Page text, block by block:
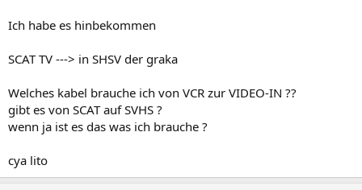
Ich habe es hinbekommen
SCAT TV ---> in SHSV der graka
Welches kabel brauche ich von VCR zur VIDEO-IN ??
gibt es von SCAT auf SVHS ?
wenn ja ist es das was ich brauche ?
cya lito